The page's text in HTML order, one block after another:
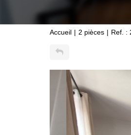
Accueil 2 pièces Ref. :